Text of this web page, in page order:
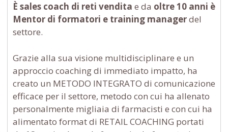
È sales coach di reti vendita e da oltre 10 anni è
Mentor di formatori e training managerdel
settore.
Grazie alla sua visione multidisciplinare e un
approccio coaching di immediato impatto, ha
creato un METODO INTEGRATO di comunicazione
efficace per il settore, metodo con cui ha allenato
personalmente migliaia di farmacisti e con cui ha
alimentato format di RETAIL COACHING portati